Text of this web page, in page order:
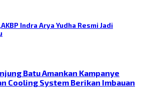
Indra Arya Yudha Resmi Jadi
Batu Amankan Kampanye
Cooling System Berikan Imbauan